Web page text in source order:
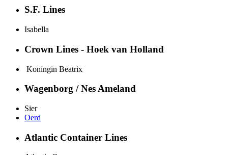
S.F. Lines
Isabella
Crown Lines - Hoek van Holland
Koningin Beatrix
Wagenborg / Nes Ameland
Sier
Oerd
Atlantic Container Lines